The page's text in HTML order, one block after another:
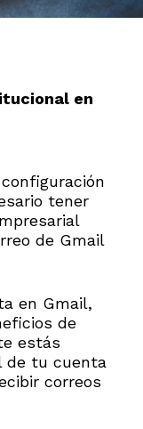
en
tener
de Gmail
en Gmail,
de
estás
de tu cuenta
correos